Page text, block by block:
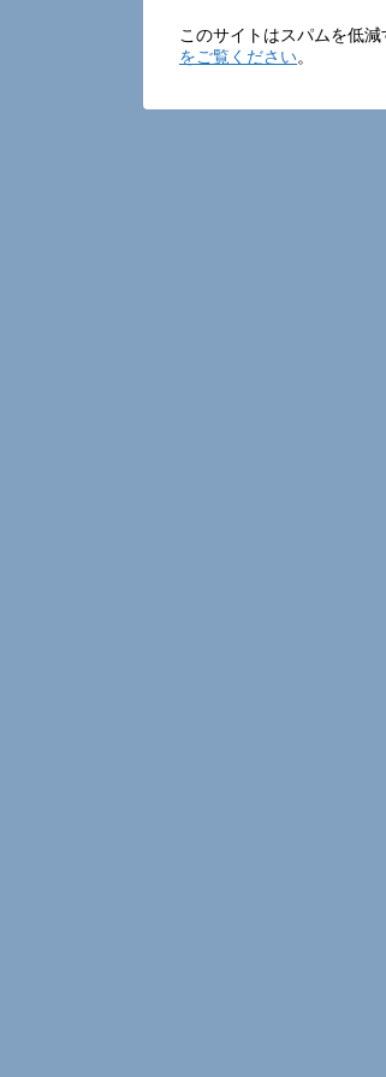
このサイトはスパムを低
をご覧ください。